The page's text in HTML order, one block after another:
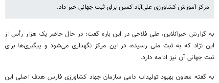
مرکز آموزش کشاورزی علی‌آباد کمین برای ثبت جهانی خبر داد.
به گزارش خبرآنلاین، علی فلاحی در این باره گفت: در حال حاضر یک هزار رأس از
این نژاد که به ثبت ملی رسیده، در این مرکز نگهداری می‌شود و پیگیری‌ها برای
ثبت جهانی آن نیز ادامه دارد.
به گفته معاون بهبود تولیدات دامی سازمان جهاد کشاورزی فارس هدف اصلی این